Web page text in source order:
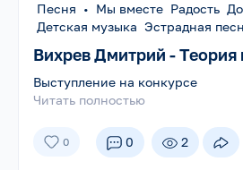
Песня • Мы вместе Радость
Детская музыка Эстрадная
Вихрев Дмитрий - Теория
Выступление на конкурсе
Читать полностью
0 0 2